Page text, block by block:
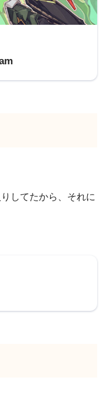
してたから、それに